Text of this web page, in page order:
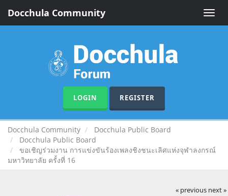
Toggle
Docchula Community
LOGIN REGISTER
Docchula Community
Docchula Public Board
Docchula Public Board
ขอเชิญร่วมงาน การแข่งขันร้องเพลงชิงชนะเลิศแห่งจุฬาลงกรณ์
มหาวิทยาลัย ครั้งที่ 16
« previous next »